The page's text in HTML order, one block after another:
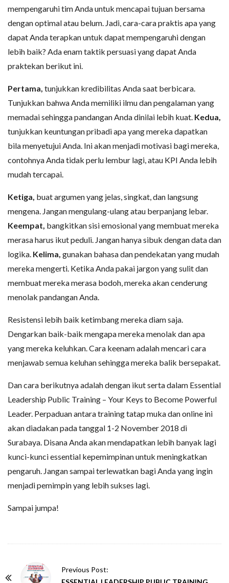
mempengaruhi tim Anda untuk mencapai tujuan bersama
dengan optimal atau belum. Jadi, cara-cara praktis apa yang
dapat Anda terapkan untuk dapat mempengaruhi dengan
lebih baik? Ada enam taktik persuasi yang dapat Anda
praktekan berikut ini.
Pertama, tunjukkan kredibilitas Anda saat berbicara.
Tunjukkan bahwa Anda memiliki ilmu dan pengalaman yang
memadai sehingga pandangan Anda dinilai lebih kuat. Kedua,
tunjukkan keuntungan pribadi apa yang mereka dapatkan
bila menyetujui Anda. Ini akan menjadi motivasi bagi mereka,
contohnya Anda tidak perlu lembur lagi, atau KPI Anda lebih
mudah tercapai.
Ketiga, buat argumen yang jelas, singkat, dan langsung
mengena. Jangan mengulang-ulang atau berpanjang lebar.
Keempat, bangkitkan sisi emosional yang membuat mereka
merasa harus ikut peduli. Jangan hanya sibuk dengan data dan
logika. Kelima, gunakan bahasa dan pendekatan yang mudah
mereka mengerti. Ketika Anda pakai jargon yang sulit dan
membuat mereka merasa bodoh, mereka akan cenderung
menolak pandangan Anda.
Resistensi lebih baik ketimbang mereka diam saja.
Dengarkan baik-baik mengapa mereka menolak dan apa
yang mereka keluhkan. Cara keenam adalah mencari cara
menjawab semua keluhan sehingga mereka balik bersepakat.
Dan cara berikutnya adalah dengan ikut serta dalam Essential
Leadership Public Training – Your Keys to Become Powerful
Leader. Perpaduan antara training tatap muka dan online ini
akan diadakan pada tanggal 1-2 November 2018 di
Surabaya. Disana Anda akan mendapatkan lebih banyak lagi
kunci-kunci essential kepemimpinan untuk meningkatkan
pengaruh. Jangan sampai terlewatkan bagi Anda yang ingin
menjadi pemimpin yang lebih sukses lagi.
Sampai jumpa!
Previous Post: